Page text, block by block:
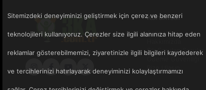
Kurumsal
Anasayfa
Sık Sorulan Sorular
Ödeme Güvenliği
Bize Ulaşın
Sitemizdeki deneyiminizi geliştirmek için çerez ve benzeri
teknolojileri kullanıyoruz. Çerezler size ilgili alanınıza hitap eden
reklamlar gösterebilmemizi, ziyaretinizle ilgili bilgileri kaydederek
ve tercihlerinizi hatırlayarak deneyiminizi kolaylaştırmamızı